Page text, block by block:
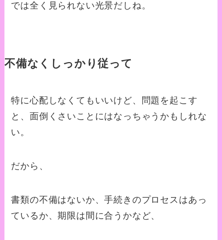
では全く見られない光景だしね。
不備なくしっかり従って
特に心配しなくてもいいけど、問題を起こす
と、面倒くさいことにはなっちゃうかもしれな
い。
だから、
書類の不備はないか、手続きのプロセスはあっ
ているか、期限は間に合うかなど、